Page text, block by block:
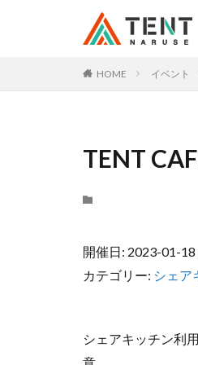
HOME イベント
TENT
開催日: 2023-01-
カテゴリー: シェア
シェアキッチン利